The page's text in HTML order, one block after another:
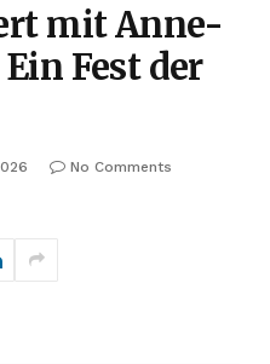
mit Anne-
Fest der
No Comments